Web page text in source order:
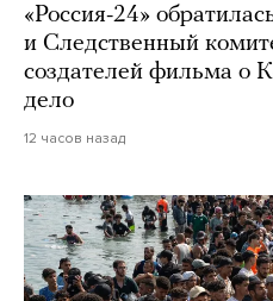
«Россия-24»
и Следственный
создателей фильма о
дело
12 часов назад